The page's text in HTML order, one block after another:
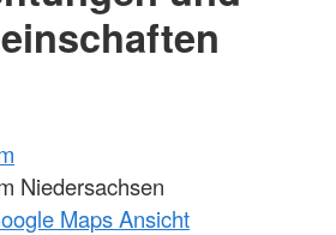
Niedersachsen
Maps Ansicht